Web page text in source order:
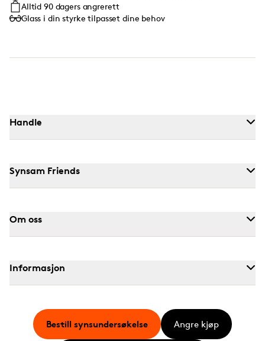
Alltid 90 dagers angrerett
Glass i din styrke tilpasset dine behov
Handle
Synsam Friends
Om oss
Informasjon
Bestill synsundersøkelse Angre kjøp